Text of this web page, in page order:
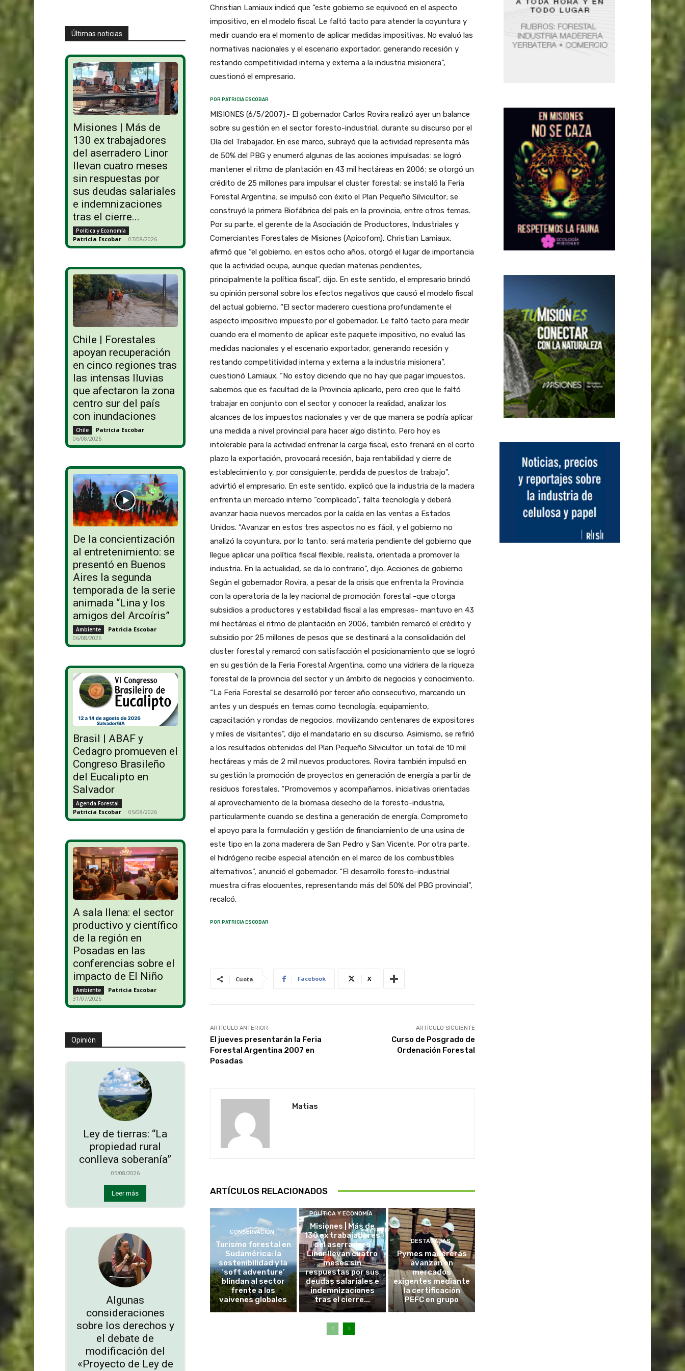
Últimas noticias
Misiones | Más de
130 ex trabajadores
del aserradero Linor
llevan cuatro meses
sin respuestas por
sus deudas salariales
e indemnizaciones
tras el cierre...
Política y Economía
Patricia Escobar - 07/08/2026
Chile | Forestales
apoyan recuperación
en cinco regiones tras
las intensas lluvias
que afectaron la zona
centro sur del país
con inundaciones
Chile Patricia Escobar -
06/08/2026
De la concientización
al entretenimiento: se
presentó en Buenos
Aires la segunda
temporada de la serie
animada “Lina y los
amigos del Arcoíris”
Ambiente Patricia Escobar -
06/08/2026
Brasil | ABAF y
Cedagro promueven el
Congreso Brasileño
del Eucalipto en
Salvador
Agenda Forestal
Patricia Escobar - 05/08/2026
A sala llena: el sector
productivo y científico
de la región en
Posadas en las
conferencias sobre el
impacto de El Niño
Ambiente Patricia Escobar -
31/07/2026
Opinión
Ley de tierras: “La
propiedad rural
conlleva soberanía”
05/08/2026
Leer más
Algunas
consideraciones
sobre los derechos y
el debate de
modificación del
«Proyecto de Ley de
Christian Lamiaux indicó que “este gobierno se equivocó en el aspecto
impositivo, en el modelo fiscal. Le faltó tacto para atender la coyuntura y
medir cuando era el momento de aplicar medidas impositivas. No evaluó las
normativas nacionales y el escenario exportador, generando recesión y
restando competitividad interna y externa a la industria misionera”,
cuestionó el empresario.
POR PATRICIA ESCOBAR
MISIONES (6/5/2007).- El gobernador Carlos Rovira realizó ayer un balance
sobre su gestión en el sector foresto-industrial, durante su discurso por el
Día del Trabajador. En ese marco, subrayó que la actividad representa más
de 50% del PBG y enumeró algunas de las acciones impulsadas: se logró
mantener el ritmo de plantación en 43 mil hectáreas en 2006; se otorgó un
crédito de 25 millones para impulsar el cluster forestal; se instaló la Feria
Forestal Argentina; se impulsó con éxito el Plan Pequeño Silvicultor; se
construyó la primera Biofábrica del país en la provincia, entre otros temas.
Por su parte, el gerente de la Asociación de Productores, Industriales y
Comerciantes Forestales de Misiones (Apicofom), Christian Lamiaux,
afirmó que “el gobierno, en estos ocho años, otorgó el lugar de importancia
que la actividad ocupa, aunque quedan materias pendientes,
principalmente la política fiscal”, dijo. En este sentido, el empresario brindó
su opinión personal sobre los efectos negativos que causó el modelo fiscal
del actual gobierno. “El sector maderero cuestiona profundamente el
aspecto impositivo impuesto por el gobernador. Le faltó tacto para medir
cuando era el momento de aplicar este paquete impositivo, no evaluó las
medidas nacionales y el escenario exportador, generando recesión y
restando competitividad interna y externa a la industria misionera”,
cuestionó Lamiaux. “No estoy diciendo que no hay que pagar impuestos,
sabemos que es facultad de la Provincia aplicarlo, pero creo que le faltó
trabajar en conjunto con el sector y conocer la realidad, analizar los
alcances de los impuestos nacionales y ver de que manera se podría aplicar
una medida a nivel provincial para hacer algo distinto. Pero hoy es
intolerable para la actividad enfrenar la carga fiscal, esto frenará en el corto
plazo la exportación, provocará recesión, baja rentabilidad y cierre de
establecimiento y, por consiguiente, perdida de puestos de trabajo”,
advirtió el empresario. En este sentido, explicó que la industria de la madera
enfrenta un mercado interno “complicado”, falta tecnología y deberá
avanzar hacia nuevos mercados por la caída en las ventas a Estados
Unidos. “Avanzar en estos tres aspectos no es fácil, y el gobierno no
analizó la coyuntura, por lo tanto, será materia pendiente del gobierno que
llegue aplicar una política fiscal flexible, realista, orientada a promover la
industria. En la actualidad, se da lo contrario”, dijo. Acciones de gobierno
Según el gobernador Rovira, a pesar de la crisis que enfrenta la Provincia
con la operatoria de la ley nacional de promoción forestal -que otorga
subsidios a productores y estabilidad fiscal a las empresas- mantuvo en 43
mil hectáreas el ritmo de plantación en 2006; también remarcó el crédito y
subsidio por 25 millones de pesos que se destinará a la consolidación del
cluster forestal y remarcó con satisfacción el posicionamiento que se logró
en su gestión de la Feria Forestal Argentina, como una vidriera de la riqueza
forestal de la provincia del sector y un ámbito de negocios y conocimiento.
“La Feria Forestal se desarrolló por tercer año consecutivo, marcando un
antes y un después en temas como tecnología, equipamiento,
capacitación y rondas de negocios, movilizando centenares de expositores
y miles de visitantes”, dijo el mandatario en su discurso. Asimismo, se refirió
a los resultados obtenidos del Plan Pequeño Silvicultor: un total de 10 mil
hectáreas y más de 2 mil nuevos productores. Rovira también impulsó en
su gestión la promoción de proyectos en generación de energía a partir de
residuos forestales. “Promovemos y acompañamos, iniciativas orientadas
al aprovechamiento de la biomasa desecho de la foresto-industria,
particularmente cuando se destina a generación de energía. Comprometo
el apoyo para la formulación y gestión de financiamiento de una usina de
este tipo en la zona maderera de San Pedro y San Vicente. Por otra parte,
el hidrógeno recibe especial atención en el marco de los combustibles
alternativos”, anunció el gobernador. “El desarrollo foresto-industrial
muestra cifras elocuentes, representando más del 50% del PBG provincial”,
recalcó.
POR PATRICIA ESCOBAR
Cuota Facebook X
ARTÍCULO ANTERIOR
El jueves presentarán la Feria
Forestal Argentina 2007 en
Posadas
ARTÍCULO SIGUIENTE
Curso de Posgrado de
Ordenación Forestal
Matias
ARTÍCULOS RELACIONADOS
CONSERVACIÓN
Turismo forestal en
Sudamérica: la
sostenibilidad y la
‘soft adventure’
blindan al sector
frente a los
vaivenes globales
POLÍTICA Y ECONOMÍA
Misiones | Más de
130 ex trabajadores
del aserradero
Linor llevan cuatro
meses sin
respuestas por sus
deudas salariales e
indemnizaciones
tras el cierre...
DESTACADAS
Pymes madereras
avanzan en
mercados
exigentes mediante
la certificación
PEFC en grupo